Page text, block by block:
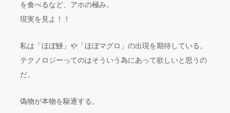
を食べるなど、アホの極み。
現実を見よ！！
私は「ほぼ鰻」や「ほぼマグロ」の出現を期待している。
テクノロジーってのはそういう為にあって欲しいと思うの
だ。
偽物が本物を駆逐する。